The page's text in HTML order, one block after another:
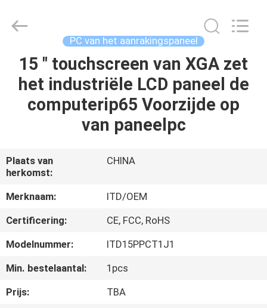
HUIS
PRODUCTEN
ONGEVEER
ONS
FABRIEKSREIS
KWALITEITSCONTROLE
Equipment
Reserved.
PC van het aanrakingspaneel
15 " touchscreen van XGA zet
het industriële LCD paneel de
computerip65 Voorzijde op
van paneelpc
Plaats van
herkomst:
CHINA
Merknaam:
ITD/OEM
Certificering:
CE, FCC, RoHS
Modelnummer:
ITD15PPCT1J1
Min. bestelaantal:
1pcs
Prijs:
TBA